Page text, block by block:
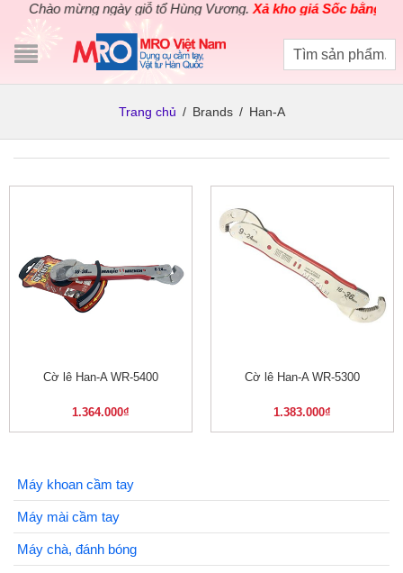
Chào mừng ngày giỗ tổ Hùng Vương.Xả kho giá Sốc bằng giá
Trang chủ / Brands / Han-A
Cờ lê Han-A WR-5400
1.364.000₫
Cờ lê Han-A WR-5300
1.383.000₫
Máy khoan cầm tay
Máy mài cầm tay
Máy chà, đánh bóng